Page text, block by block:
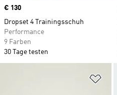
Price
€ 130
Dropset 4 Trainingsschuh
Performance
9 Farben
30 Tage testen